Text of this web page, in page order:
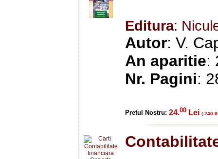
Editura:
Autor: V.
An aparitie:
Nr. Pagini:
Pretul Nostru: 24.00 Lei ( 240